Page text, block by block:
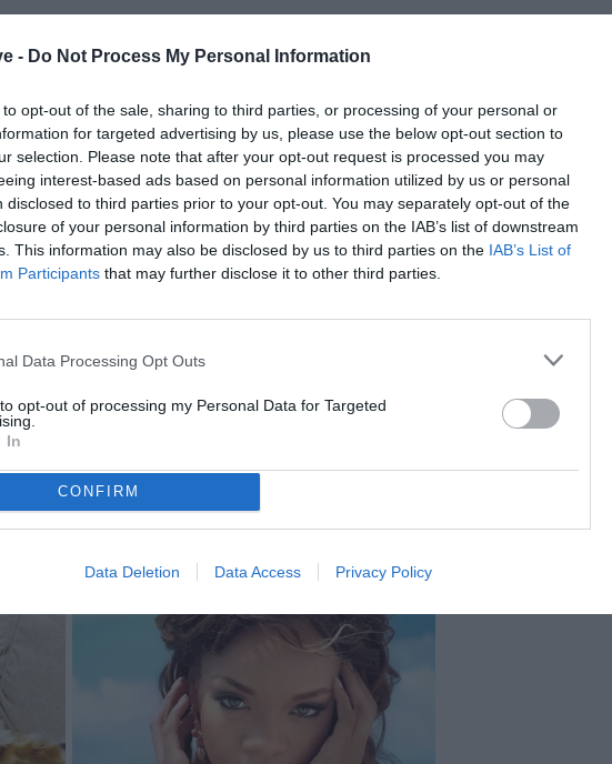
- Do Not Process My Personal Information
to opt-out of the sale, sharing to third parties, or processing of your personal or
for targeted advertising by us, please use the below opt-out section to
selection. Please note that after your opt-out request is processed you may
interest-based ads based on personal information utilized by us or personal
disclosed to third parties prior to your opt-out. You may separately opt-out of the
of your personal information by third parties on the IAB’s list of downstream
This information may also be disclosed by us to third parties on the IAB’s List of
Participants that may further disclose it to other third parties.
Data Processing Opt Outs
opt-out of processing my Personal Data for Targeted
In
CONFIRM
Data Deletion Data Access Privacy Policy